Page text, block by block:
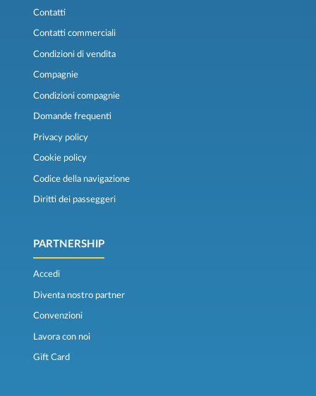
Contatti
Contatti commerciali
Condizioni di vendita
Compagnie
Condizioni compagnie
Domande frequenti
Privacy policy
Cookie policy
Codice della navigazione
Diritti dei passeggeri
PARTNERSHIP
Accedi
Diventa nostro partner
Convenzioni
Lavora con noi
Gift Card